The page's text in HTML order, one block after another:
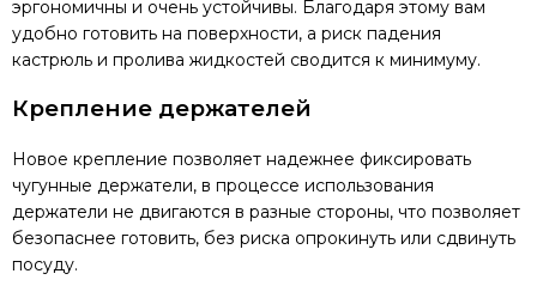
эргономичны и очень устойчивы. Благодаря этому вам
удобно готовить на поверхности, а риск падения
кастрюль и пролива жидкостей сводится к минимуму.
Крепление держателей
Новое крепление позволяет надежнее фиксировать
чугунные держатели, в процессе использования
держатели не двигаются в разные стороны, что позволяет
безопаснее готовить, без риска опрокинуть или сдвинуть
посуду.